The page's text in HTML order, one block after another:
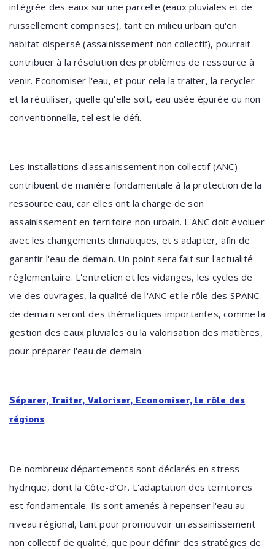
intégrée des eaux sur une parcelle (eaux pluviales et de
ruissellement comprises), tant en milieu urbain qu'en
habitat dispersé (assainissement non collectif), pourrait
contribuer à la résolution des problèmes de ressource à
venir. Economiser l'eau, et pour cela la traiter, la recycler
et la réutiliser, quelle qu'elle soit, eau usée épurée ou non
conventionnelle, tel est le défi.
Les installations d'assainissement non collectif (ANC)
contribuent de manière fondamentale à la protection de la
ressource eau, car elles ont la charge de son
assainissement en territoire non urbain. L'ANC doit évoluer
avec les changements climatiques, et s'adapter, afin de
garantir l'eau de demain. Un point sera fait sur l'actualité
réglementaire. L'entretien et les vidanges, les cycles de
vie des ouvrages, la qualité de l'ANC et le rôle des SPANC
de demain seront des thématiques importantes, comme la
gestion des eaux pluviales ou la valorisation des matières,
pour préparer l'eau de demain.
Séparer, Traiter, Valoriser, Economiser, le rôle des
régions
De nombreux départements sont déclarés en stress
hydrique, dont la Côte-d'Or. L'adaptation des territoires
est fondamentale. Ils sont amenés à repenser l'eau au
niveau régional, tant pour promouvoir un assainissement
non collectif de qualité, que pour définir des stratégies de